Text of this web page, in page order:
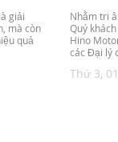
giải
mà còn
quả
Nhằm tri
Quý
Hino
các Đại lý
Thứ 3,